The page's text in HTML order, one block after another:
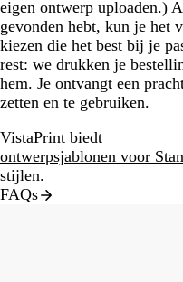
eigen ontwerp uploaden.)
gevonden hebt, kun je het
kiezen die het best bij je
rest: we drukken je
hem. Je ontvangt een
zetten en te gebruiken.
VistaPrint biedt
ontwerpsjablonen voor
stijlen.
FAQs